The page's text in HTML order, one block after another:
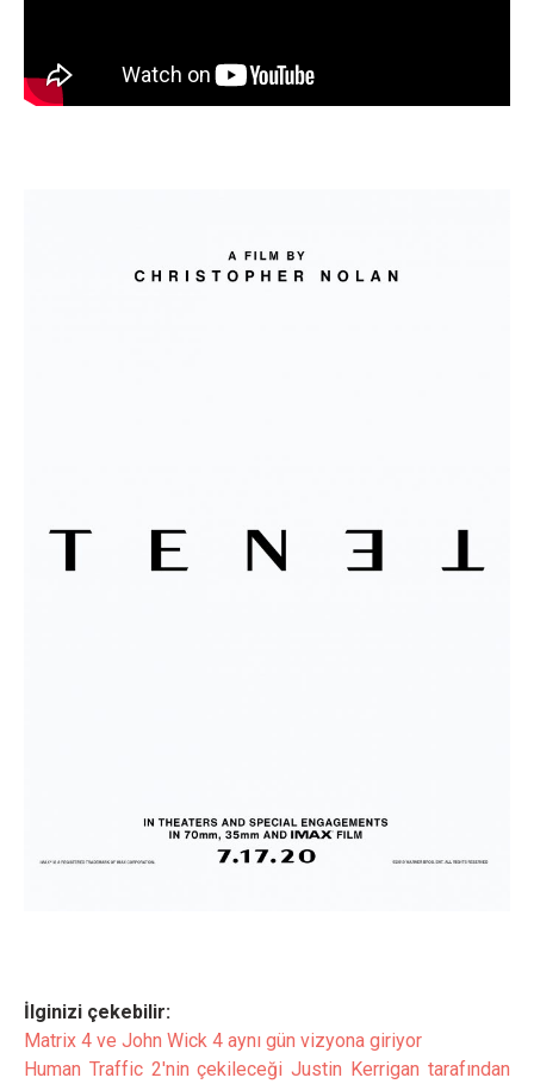
İlginizi çekebilir:
Matrix 4 ve John Wick 4 aynı gün vizyona giriyor
Human Traffic 2'nin çekileceği Justin Kerrigan tarafından